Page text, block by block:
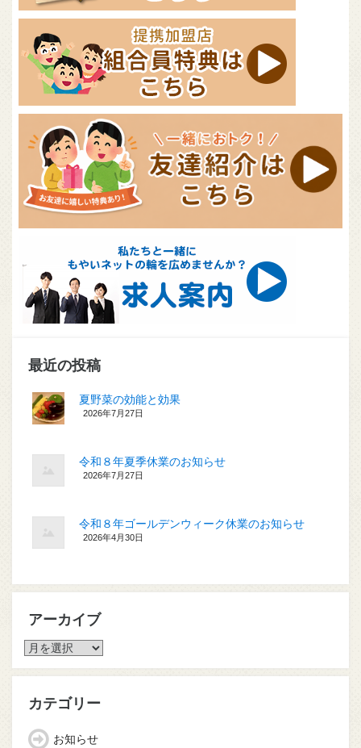
最近の投稿
夏野菜の効能と効果
2026年7月27日
令和８年夏季休業のお知らせ
2026年7月27日
令和８年ゴールデンウィーク休業のお知らせ
2026年4月30日
アーカイブ
ア
カ
ブ
カテゴリー
お知らせ